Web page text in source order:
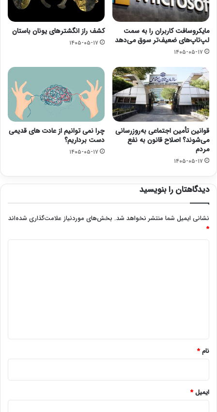
مایکروسافت کاربران را به سمت
لپ‌تاپ‌های ضعیف‌تر سوق می‌دهد
۱۴۰۵-۰۵-۱۷
کشف راز انگشترهای یونان باستان
۱۴۰۵-۰۵-۱۷
قوانین تأمین اجتماعی به‌روزرسانی
می‌شوند؟ اصلاح قانون به نفع
مردم
۱۴۰۵-۰۵-۱۷
چرا نمی توانیم از عادت های قدیمی
دست برداریم؟
۱۴۰۵-۰۵-۱۷
دیدگاهتان را بنویسید
نشانی ایمیل شما منتشر نخواهد شد. بخش‌های موردنیاز علامت‌گذاری شده‌اند
*
نام*
ایمیل*